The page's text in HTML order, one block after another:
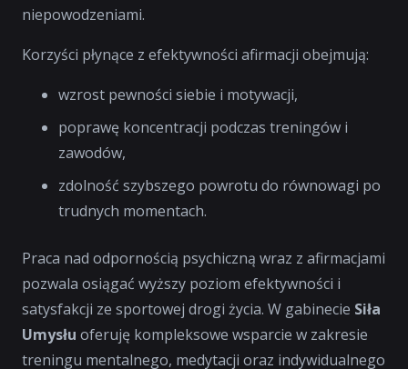
niepowodzeniami.
Korzyści płynące z efektywności afirmacji obejmują:
wzrost pewności siebie i motywacji,
poprawę koncentracji podczas treningów i
zawodów,
zdolność szybszego powrotu do równowagi po
trudnych momentach.
Praca nad odpornością psychiczną wraz z afirmacjami
pozwala osiągać wyższy poziom efektywności i
satysfakcji ze sportowej drogi życia. W gabinecie Siła
Umysłu oferuję kompleksowe wsparcie w zakresie
treningu mentalnego, medytacji oraz indywidualnego